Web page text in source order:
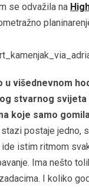
se odvažila na
u višednevnom
stvarnog svijeta
koje samo
postaje jedno,
ide istim ritmom
Ima nešto
I koliko